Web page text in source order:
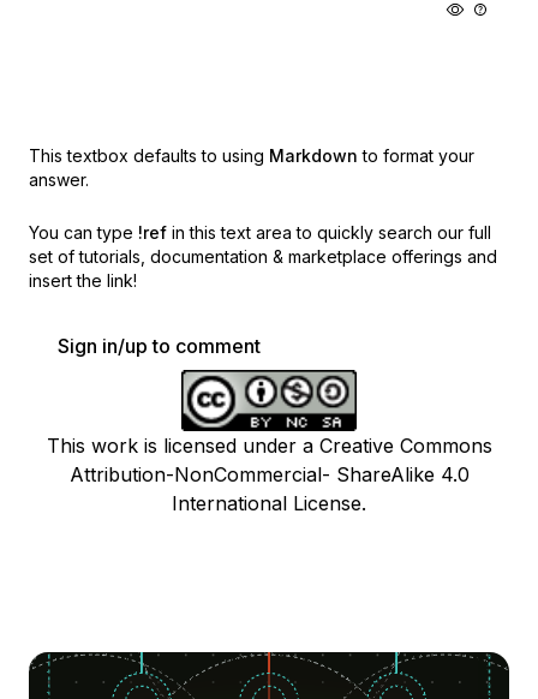
This textbox defaults to using Markdown to format your
answer.
You can type !ref in this text area to quickly search our full
set of tutorials, documentation & marketplace offerings and
insert the link!
Sign in/up to comment
This work is licensed under a Creative Commons
Attribution-NonCommercial- ShareAlike 4.0
International License.